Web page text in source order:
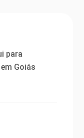
para
Goiás